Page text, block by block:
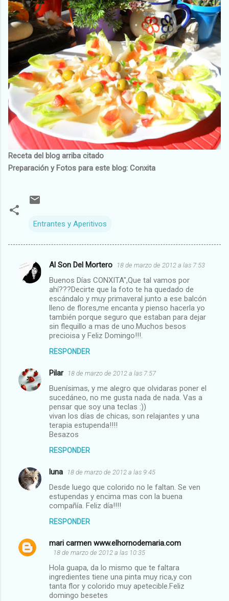
Receta del blog arriba citado
Preparación y Fotos para este blog: Conxita
Entrantes y Aperitivos
C
r
i
Al Son Del Mortero 18 de marzo de 2012 a las 7:53
Buenos Días CONXITA",Que tal vamos por
ahí???Decirte que la foto te ha quedado de
escándalo y muy primaveral junto a ese balcón
lleno de flores,me encanta y pienso hacerla yo
también porque seguro que estaban para dejar
sin flequillo a mas de uno.Muchos besos
precioisa y Feliz Domingo!!!.
RESPONDER
Pilar 18 de marzo de 2012 a las 7:57
Buenísimas, y me alegro que olvidaras poner el
sucedáneo, no me gusta nada de nada. Vas a
pensar que soy una teclas :))
vivan los días de chicas, son relajantes y una
terapia estupenda!!!!
Besazos
RESPONDER
luna 18 de marzo de 2012 a las 9:45
Desde luego que colorido no le faltan. Se ven
estupendas y encima mas con la buena
compañía. Feliz día!!!!
RESPONDER
mari carmen www.elhornodemaria.com
18 de marzo de 2012 a las 10:35
Hola guapa, da lo mismo que te faltara
ingredientes tiene una pinta muy rica,y con
tanta flor y colorido muy apetecible.Feliz
domingo besetes